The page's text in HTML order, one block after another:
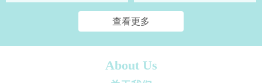
查看更多
About Us